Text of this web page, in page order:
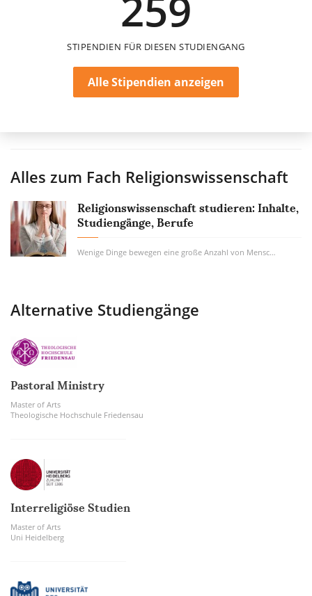
STIPENDIEN FÜR DIESEN STUDIENGANG
Alle Stipendien anzeigen
Alles zum Fach Religionswissenschaft
Religionswissenschaft studieren: Inhalte,
Studiengänge, Berufe
Wenige Dinge bewegen eine große Anzahl von Menschen so sehr wie der Glaube. Die...
Alternative Studiengänge
Pastoral Ministry
Master of Arts
Theologische Hochschule Friedensau
Interreligiöse Studien
Master of Arts
Uni Heidelberg